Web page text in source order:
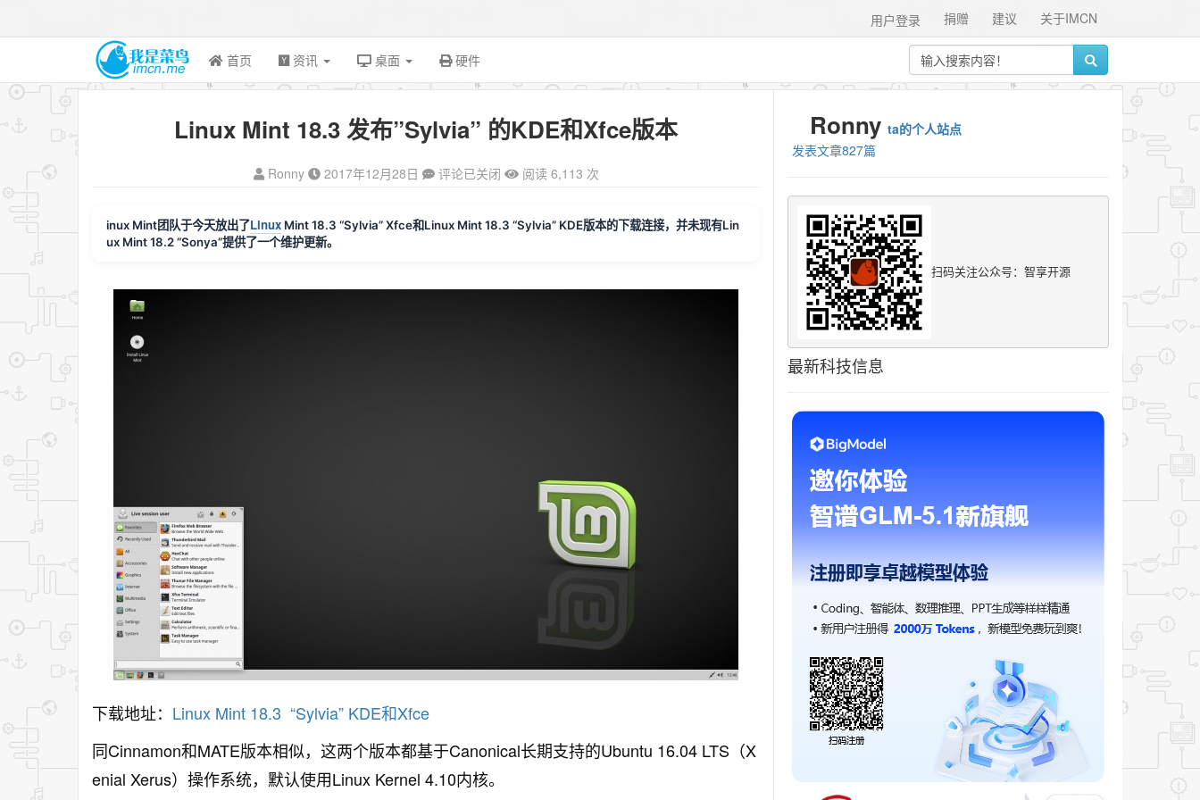
关于IMCN
建议
捐赠
用户登录
首页 资讯 桌面 硬件
Linux Mint 18.3 发布”Sylvia” 的KDE和Xfce版本
Ronny 2017年12月28日 评论已关闭 阅读 6,113 次
inux Mint团队于今天放出了Linux Mint 18.3 “Sylvia” Xfce和Linux Mint 18.3 “Sylvia” KDE版本的下载连接，并未现有Lin
ux Mint 18.2 “Sonya”提供了一个维护更新。
下载地址： Linux Mint 18.3 “Sylvia” KDE和Xfce
同Cinnamon和MATE版本相似，这两个版本都基于Canonical长期支持的Ubuntu 16.04 LTS（X
enial Xerus）操作系统，默认使用Linux Kernel 4.10内核。
Ronny ta的个人站点
发表文章827篇
扫码关注公众号：智享开源
最新科技信息